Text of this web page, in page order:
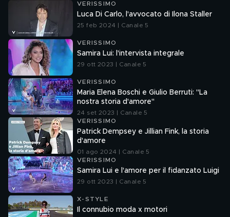
VERISSIMO
Luca Di Carlo, l'avvocato di Ilona Staller
25 feb 2024 | Canale 5
VERISSIMO
Samira Lui: l'intervista integrale
29 ott 2023 | Canale 5
VERISSIMO
Maria Elena Boschi e Giulio Berruti: "La
nostra storia d'amore"
24 set 2023 | Canale 5
VERISSIMO
Patrick Dempsey e Jillian Fink, la storia
d'amore
01 ago 2024 | Canale 5
VERISSIMO
Samira Lui e l'amore per il fidanzato Luigi
29 ott 2023 | Canale 5
X-STYLE
Il connubio moda x motori